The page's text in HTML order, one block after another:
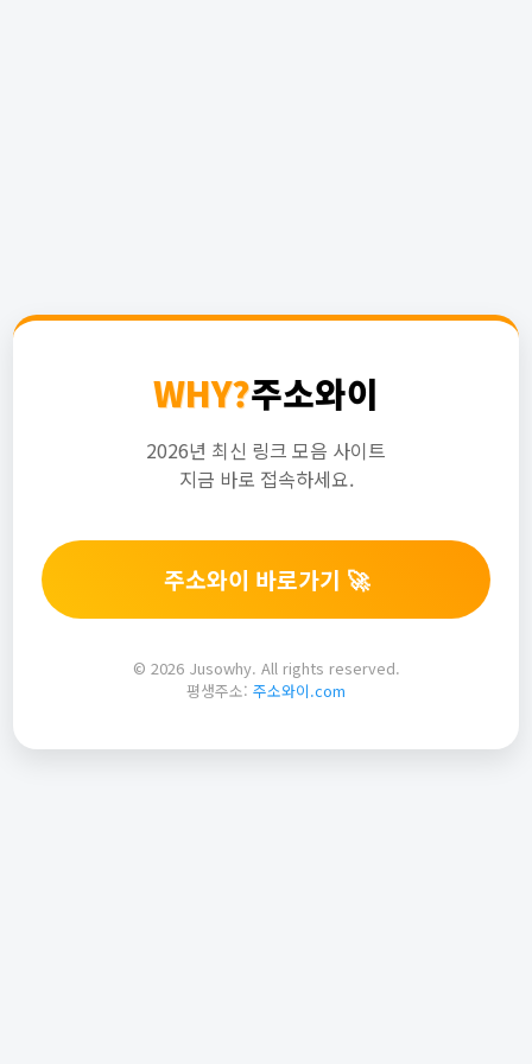
WHY?주소와이
2026년 최신 링크 모음 사이트
지금 바로 접속하세요.
주소와이 바로가기 🚀
© 2026 Jusowhy. All rights reserved.
평생주소: 주소와이.com